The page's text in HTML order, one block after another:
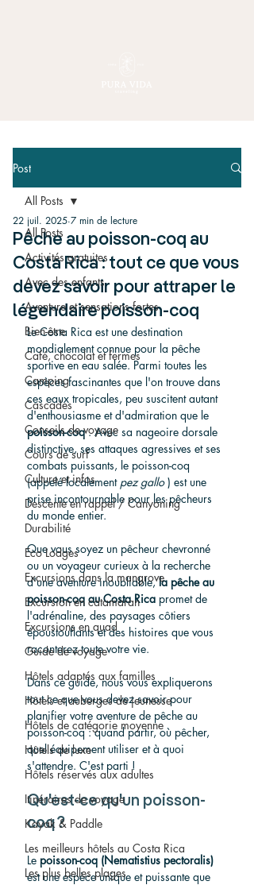
Post
All Posts
Activités gratuites
Avec des enfants
Aventure et sensations fortes
Bien-être
Café, chocolat et fermes
Camping
Cascades
Conseils de voyage
Cours de surf
Culture et infos
Descente en rappel / Canyoning
Durabilité
Eco Lodges
Excursions dans la mangrove
Excursion en catamaran
Excursions en quad
Guide de voyage
Hôtels adaptés aux familles
Hôtels et auberges de jeunesse
Hôtels de catégorie moyenne
Hôtels de luxe
Hôtels réservés aux adultes
Itinéraires de voyage
Kayak & Paddle
Les meilleurs hôtels au Costa Rica
Les plus belles plages
All Posts
Pêche au poisson-coq au
Costa Rica : tout ce que vous
devez savoir pour attraper le
légendaire poisson-coq
22 juil. 2025 7 min de lecture
Le Costa Rica est une destination
mondialement connue pour la pêche
sportive en eau salée. Parmi toutes les
espèces fascinantes que l'on trouve dans
ces eaux tropicales, peu suscitent autant
d'enthousiasme et d'admiration que le
poisson-coq . Avec sa nageoire dorsale
distinctive, ses attaques agressives et ses
combats puissants, le poisson-coq
(appelé localement pez gallo ) est une
prise incontournable pour les pêcheurs
du monde entier.
Que vous soyez un pêcheur chevronné
ou un voyageur curieux à la recherche
d'une aventure inoubliable, la pêche au
poisson-coq au Costa Rica promet de
l'adrénaline, des paysages côtiers
époustouflants et des histoires que vous
raconterez toute votre vie.
Dans ce guide, nous vous expliquerons
tout ce que vous devez savoir pour
planifier votre aventure de pêche au
poisson-coq : quand partir, où pêcher,
quel équipement utiliser et à quoi
s'attendre. C'est parti !
Qu'est-ce qu'un poisson-
coq ?
Le poisson-coq (Nematistius pectoralis)
est une espèce unique et puissante que